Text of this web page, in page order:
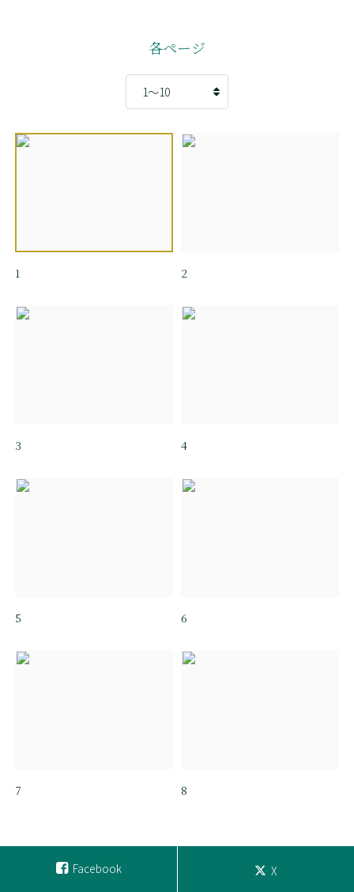
各ページ
1 2
3 4
5 6
7 8
Facebook X